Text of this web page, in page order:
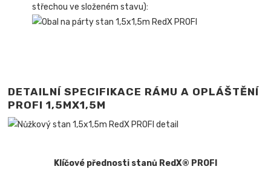
střechou ve složeném stavu):
DETAILNÍ SPECIFIKACE RÁMU A OPLÁŠTĚNÍ
PROFI 1,5MX1,5M
Klíčové přednosti stanů RedX® PROFI